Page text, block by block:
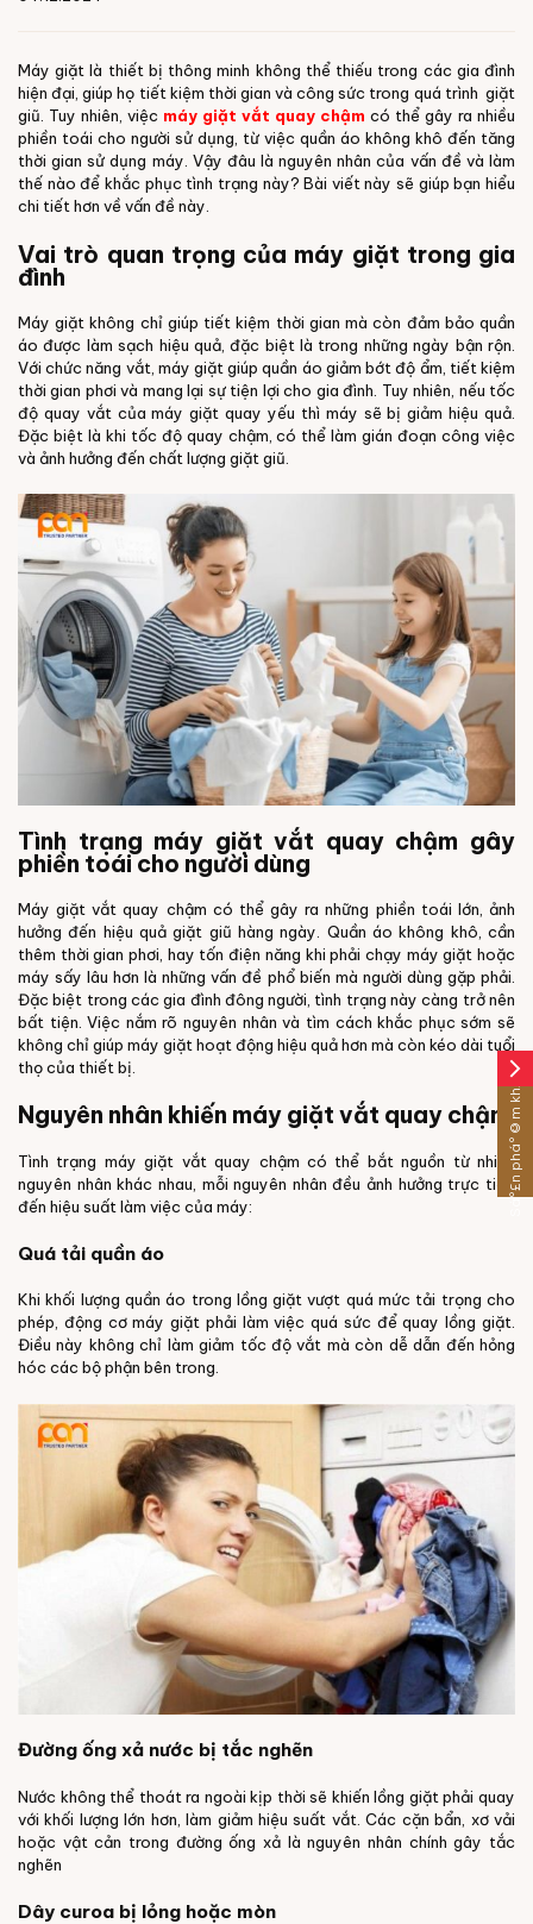
Máy giặt là thiết bị thông minh không thể thiếu trong các gia đình
hiện đại, giúp họ tiết kiệm thời gian và công sức trong quá trình giặt
giũ. Tuy nhiên, việc máy giặt vắt quay chậm có thể gây ra nhiều
phiền toái cho người sử dụng, từ việc quần áo không khô đến tăng
thời gian sử dụng máy. Vậy đâu là nguyên nhân của vấn đề và làm
thế nào để khắc phục tình trạng này? Bài viết này sẽ giúp bạn hiểu
chi tiết hơn về vấn đề này.
Vai trò quan trọng của máy giặt trong gia
đình
Máy giặt không chỉ giúp tiết kiệm thời gian mà còn đảm bảo quần
áo được làm sạch hiệu quả, đặc biệt là trong những ngày bận rộn.
Với chức năng vắt, máy giặt giúp quần áo giảm bớt độ ẩm, tiết kiệm
thời gian phơi và mang lại sự tiện lợi cho gia đình. Tuy nhiên, nếu tốc
độ quay vắt của máy giặt quay yếu thì máy sẽ bị giảm hiệu quả.
Đặc biệt là khi tốc độ quay chậm, có thể làm gián đoạn công việc
và ảnh hưởng đến chất lượng giặt giũ.
Tình trạng máy giặt vắt quay chậm gây
phiền toái cho người dùng
Máy giặt vắt quay chậm có thể gây ra những phiền toái lớn, ảnh
hưởng đến hiệu quả giặt giũ hàng ngày. Quần áo không khô, cần
thêm thời gian phơi, hay tốn điện năng khi phải chạy máy giặt hoặc
máy sấy lâu hơn là những vấn đề phổ biến mà người dùng gặp phải.
Đặc biệt trong các gia đình đông người, tình trạng này càng trở nên
bất tiện. Việc nắm rõ nguyên nhân và tìm cách khắc phục sớm sẽ
không chỉ giúp máy giặt hoạt động hiệu quả hơn mà còn kéo dài tuổi
thọ của thiết bị.
Nguyên nhân khiến máy giặt vắt quay chậm
Tình trạng máy giặt vắt quay chậm có thể bắt nguồn từ nhiều
nguyên nhân khác nhau, mỗi nguyên nhân đều ảnh hưởng trực tiếp
đến hiệu suất làm việc của máy:
Quá tải quần áo
Khi khối lượng quần áo trong lồng giặt vượt quá mức tải trọng cho
phép, động cơ máy giặt phải làm việc quá sức để quay lồng giặt.
Điều này không chỉ làm giảm tốc độ vắt mà còn dễ dẫn đến hỏng
hóc các bộ phận bên trong.
Đường ống xả nước bị tắc nghẽn
Nước không thể thoát ra ngoài kịp thời sẽ khiến lồng giặt phải quay
với khối lượng lớn hơn, làm giảm hiệu suất vắt. Các cặn bẩn, xơ vải
hoặc vật cản trong đường ống xả là nguyên nhân chính gây tắc
nghẽn
Dây curoa bị lỏng hoặc mòn
arrow_forward_ios
Sáº£n pháº©m khÃ¡c